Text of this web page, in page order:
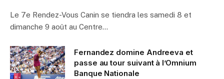
Le 7e Rendez-Vous Canin se tiendra les samedi 8 et
dimanche 9 août au Centre…
Fernandez domine Andreeva et
passe au tour suivant à l’Omnium
Banque Nationale